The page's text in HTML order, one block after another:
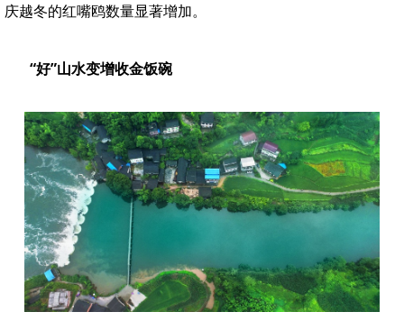
庆越冬的红嘴鸥数量显著增加。
“好”山水变增收金饭碗